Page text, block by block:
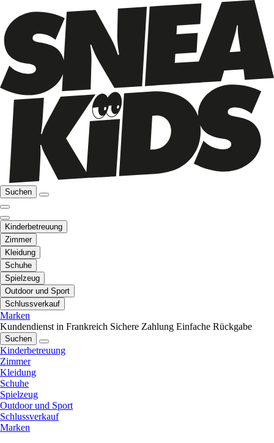
Suchen
Kinderbetreuung
Zimmer
Kleidung
Schuhe
Spielzeug
Outdoor und Sport
Schlussverkauf
Marken
Kundendienst in Frankreich Sichere Zahlung Einfache Rückgabe
Suchen
Kinderbetreuung
Zimmer
Kleidung
Schuhe
Spielzeug
Outdoor und Sport
Schlussverkauf
Marken